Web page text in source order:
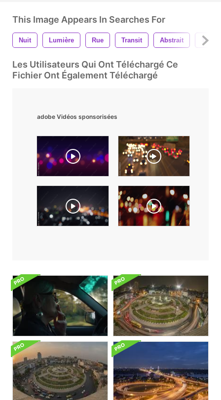
This Image Appears In Searches For
Nuit Lumière Rue Transit Abstrait
Les Utilisateurs Qui Ont Téléchargé Ce
Fichier Ont Également Téléchargé
adobe Vidéos sponsorisées